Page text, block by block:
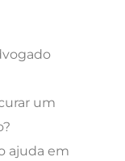
um
ajuda em